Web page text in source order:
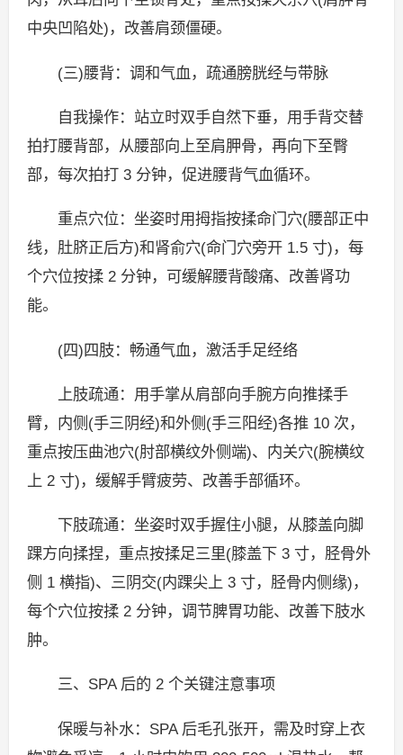
中央凹陷处)，改善肩颈僵硬。
(三)腰背：调和气血，疏通膀胱经与带脉
自我操作：站立时双手自然下垂，用手背交替
拍打腰背部，从腰部向上至肩胛骨，再向下至臀
部，每次拍打 3 分钟，促进腰背气血循环。
重点穴位：坐姿时用拇指按揉命门穴(腰部正中
线，肚脐正后方)和肾俞穴(命门穴旁开 1.5 寸)，每
个穴位按揉 2 分钟，可缓解腰背酸痛、改善肾功
能。
(四)四肢：畅通气血，激活手足经络
上肢疏通：用手掌从肩部向手腕方向推揉手
臂，内侧(手三阴经)和外侧(手三阳经)各推 10 次，
重点按压曲池穴(肘部横纹外侧端)、内关穴(腕横纹
上 2 寸)，缓解手臂疲劳、改善手部循环。
下肢疏通：坐姿时双手握住小腿，从膝盖向脚
踝方向揉捏，重点按揉足三里(膝盖下 3 寸，胫骨外
侧 1 横指)、三阴交(内踝尖上 3 寸，胫骨内侧缘)，
每个穴位按揉 2 分钟，调节脾胃功能、改善下肢水
肿。
三、SPA 后的 2 个关键注意事项
保暖与补水：SPA 后毛孔张开，需及时穿上衣